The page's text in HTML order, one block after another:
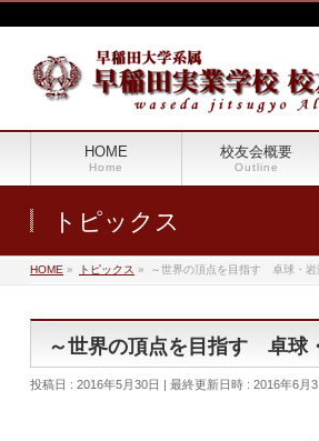
HOME
Home
校友会概要
Outline
トピックス
HOME » トピックス » ～世界の頂点を目指す 卓球・岩
～世界の頂点を目指す 卓球
投稿日 : 2016年5月30日 最終更新日時 : 2016年6月3